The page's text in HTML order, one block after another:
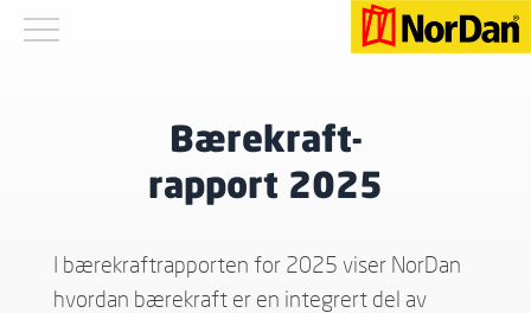
Bærekraft-
rapport 2025
I bærekraftrapporten for 2025 viser NorDan
hvordan bærekraft er en integrert del av